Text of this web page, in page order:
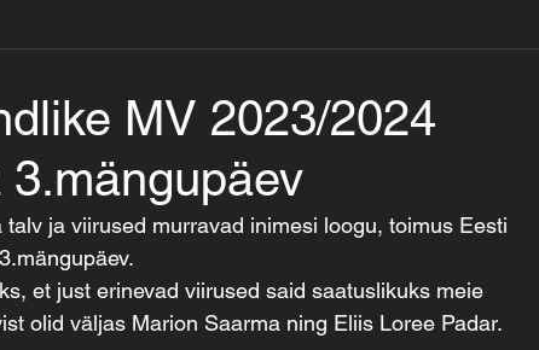
MV 2023/2024
ja viirused murravad inimesi loogu, toimus Eesti
et just erinevad viirused said saatuslikuks meie
olid väljas Marion Saarma ning Eliis Loree Padar.